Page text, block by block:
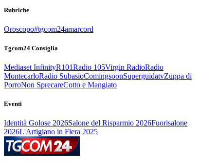
Rubriche
Oroscopo#tgcom24amarcord
Tgcom24 Consiglia
Mediaset InfinityR101Radio 105Virgin RadioRadio
MontecarloRadio SubasioComingsoonSuperguidatvZuppa di
PorroNon SprecareCotto e Mangiato
Eventi
Identità Golose 2026Salone del Risparmio 2026Fuorisalone
2026L'Artigiano in Fiera 2025